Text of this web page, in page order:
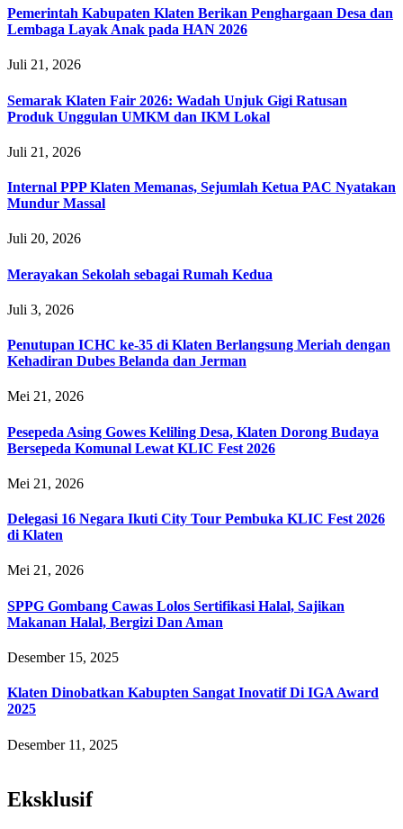
Pemerintah Kabupaten Klaten Berikan Penghargaan Desa dan
Lembaga Layak Anak pada HAN 2026
Juli 21, 2026
Semarak Klaten Fair 2026: Wadah Unjuk Gigi Ratusan
Produk Unggulan UMKM dan IKM Lokal
Juli 21, 2026
Internal PPP Klaten Memanas, Sejumlah Ketua PAC Nyatakan
Mundur Massal
Juli 20, 2026
Merayakan Sekolah sebagai Rumah Kedua
Juli 3, 2026
Penutupan ICHC ke-35 di Klaten Berlangsung Meriah dengan
Kehadiran Dubes Belanda dan Jerman
Mei 21, 2026
Pesepeda Asing Gowes Keliling Desa, Klaten Dorong Budaya
Bersepeda Komunal Lewat KLIC Fest 2026
Mei 21, 2026
Delegasi 16 Negara Ikuti City Tour Pembuka KLIC Fest 2026
di Klaten
Mei 21, 2026
SPPG Gombang Cawas Lolos Sertifikasi Halal, Sajikan
Makanan Halal, Bergizi Dan Aman
Desember 15, 2025
Klaten Dinobatkan Kabupten Sangat Inovatif Di IGA Award
2025
Desember 11, 2025
Eksklusif